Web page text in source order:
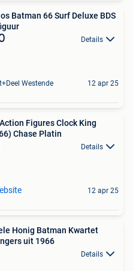
Batman 66 Surf Deluxe BDS
Details
Westende 12 apr 25
Figures Clock King
Chase Platin
Details
12 apr 25
Honig Batman Kwartet
uit 1966
Details